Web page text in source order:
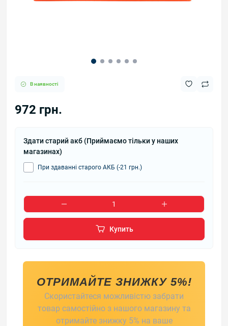
В наявності
972 грн.
Здати старий акб (Приймаємо тільки у наших
магазинах)
При здаванні старого АКБ (-21 грн.)
Купить
ОТРИМАЙТЕ ЗНИЖКУ 5%!
Скористайтеся можливістю забрати
товар самостійно з нашого магазину та
отримайте знижку 5% на ваше